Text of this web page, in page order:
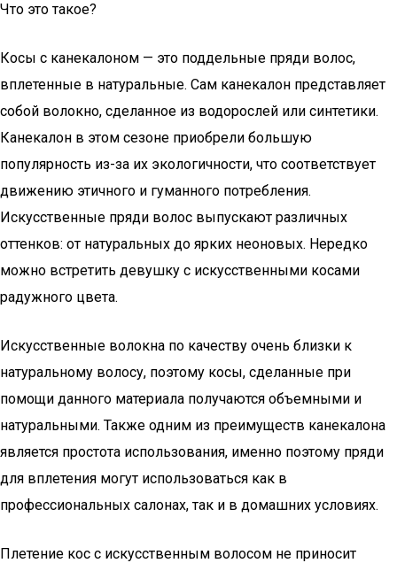
Что это такое?
Косы с канекалоном — это поддельные пряди волос,
вплетенные в натуральные. Сам канекалон представляет
собой волокно, сделанное из водорослей или синтетики.
Канекалон в этом сезоне приобрели большую
популярность из-за их экологичности, что соответствует
движению этичного и гуманного потребления.
Искусственные пряди волос выпускают различных
оттенков: от натуральных до ярких неоновых. Нередко
можно встретить девушку с искусственными косами
радужного цвета.
Искусственные волокна по качеству очень близки к
натуральному волосу, поэтому косы, сделанные при
помощи данного материала получаются объемными и
натуральными. Также одним из преимуществ канекалона
является простота использования, именно поэтому пряди
для вплетения могут использоваться как в
профессиональных салонах, так и в домашних условиях.
Плетение кос с искусственным волосом не приносит